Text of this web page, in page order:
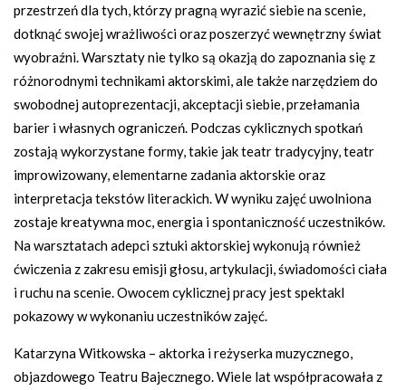
przestrzeń dla tych, którzy pragną wyrazić siebie na scenie,
dotknąć swojej wrażliwości oraz poszerzyć wewnętrzny świat
wyobraźni. Warsztaty nie tylko są okazją do zapoznania się z
różnorodnymi technikami aktorskimi, ale także narzędziem do
swobodnej autoprezentacji, akceptacji siebie, przełamania
barier i własnych ograniczeń. Podczas cyklicznych spotkań
zostają wykorzystane formy, takie jak teatr tradycyjny, teatr
improwizowany, elementarne zadania aktorskie oraz
interpretacja tekstów literackich. W wyniku zajęć uwolniona
zostaje kreatywna moc, energia i spontaniczność uczestników.
Na warsztatach adepci sztuki aktorskiej wykonują również
ćwiczenia z zakresu emisji głosu, artykulacji, świadomości ciała
i ruchu na scenie. Owocem cyklicznej pracy jest spektakl
pokazowy w wykonaniu uczestników zajęć.
Katarzyna Witkowska – aktorka i reżyserka muzycznego,
objazdowego Teatru Bajecznego. Wiele lat współpracowała z